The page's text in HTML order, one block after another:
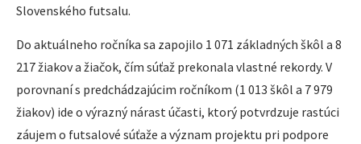
Slovenského futsalu.
Do aktuálneho ročníka sa zapojilo 1 071 základných škôl a 8
217 žiakov a žiačok, čím súťaž prekonala vlastné rekordy. V
porovnaní s predchádzajúcim ročníkom (1 013 škôl a 7 979
žiakov) ide o výrazný nárast účasti, ktorý potvrdzuje rastúci
záujem o futsalové súťaže a význam projektu pri podpore